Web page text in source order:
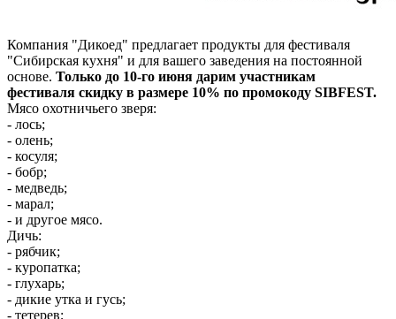
Компания "Дикоед" предлагает продукты для фестиваля
"Сибирская кухня" и для вашего заведения на постоянной
основе. Только до 10-го июня дарим участникам
фестиваля скидку в размере 10% по промокоду SIBFEST.
Мясо охотничьего зверя:
- лось;
- олень;
- косуля;
- бобр;
- медведь;
- марал;
- и другое мясо.
Дичь:
- рябчик;
- куропатка;
- глухарь;
- дикие утка и гусь;
- тетерев;